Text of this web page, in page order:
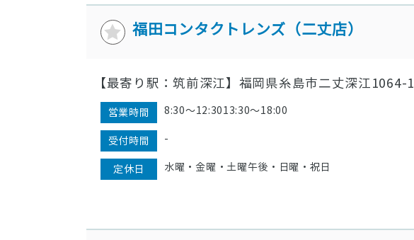
福田コンタクトレンズ（二丈店）
【最寄り駅：筑前深江】福岡県糸島市二丈深江1064-1
営業時間 8:30〜12:3013:30〜18:00
受付時間 -
定休日 水曜・金曜・土曜午後・日曜・祝日